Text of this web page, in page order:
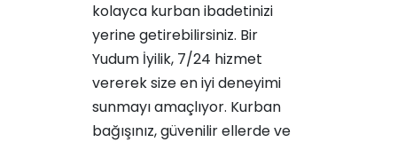
kolayca kurban ibadetinizi
yerine getirebilirsiniz. Bir
Yudum İyilik, 7/24 hizmet
vererek size en iyi deneyimi
sunmayı amaçlıyor. Kurban
bağışınız, güvenilir ellerde ve